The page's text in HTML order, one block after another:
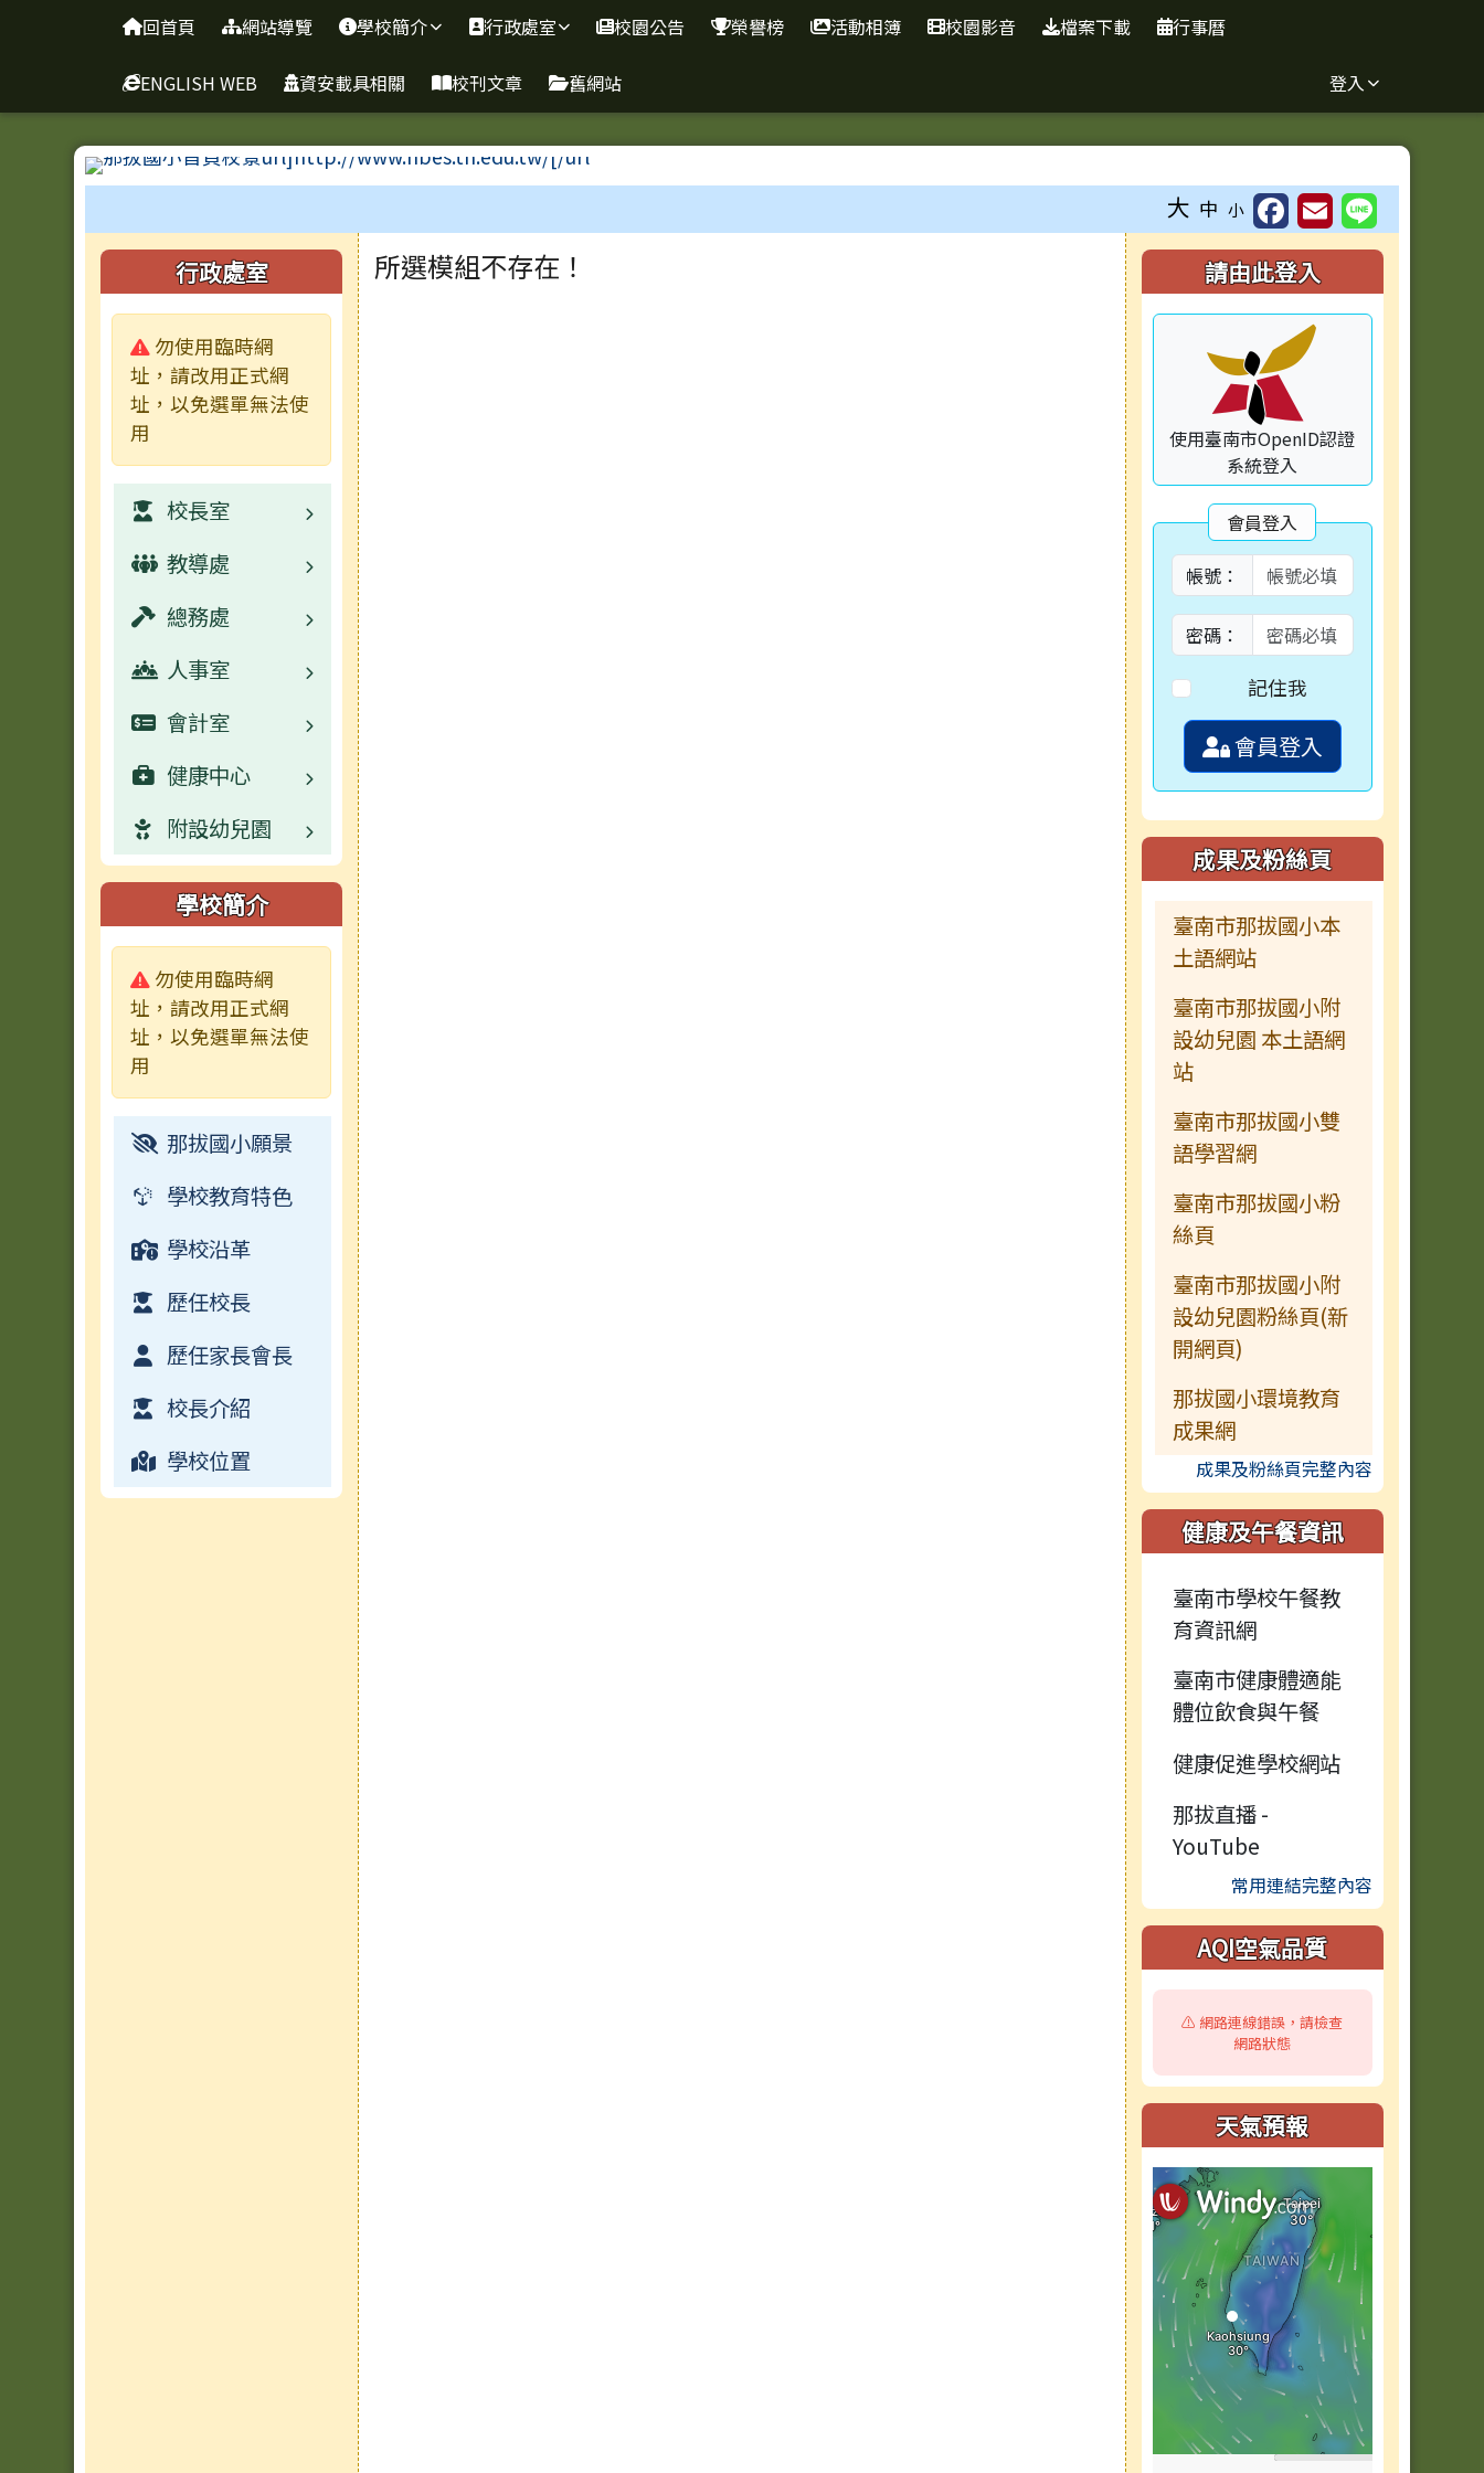
臺南市新化區那拔國民小學
回首頁 網站導覽 學校簡介 行政處室 校園公告 榮譽榜 活動相簿 校園影音 檔案下載 行事曆
ENGLISH WEB 資安載具相關 校刊文章 舊網站 登入
大 中 小
左邊區域內容
行政處室
警告:
勿使用臨時網
址，請改用正式網
址，以免選單無法使
用
校長室
業務職掌
校園公告
活動相簿
教導處
業務職掌
校園公告
學生事務宣導
活動相簿
榮譽榜
行事曆
檔案下載
成果及粉絲頁
電子書
總務處
業務職掌
校園公告
數位學習資源
活動相簿
榮譽榜
行事曆
校園影音
人事室
業務職掌
校園公告
常用連結
活動相簿
榮譽榜
行事曆
會計室
業務職掌
校園公告
常用連結
活動相簿
榮譽榜
行事曆
健康中心
業務職掌
校園公告
活動相簿
校園影音
常用連結
檔案下載
附設幼兒園
校園公告
業務職掌
活動相簿
榮譽榜
校園影音
常用連結
檔案下載
行事曆
學校簡介
警告:
勿使用臨時網
址，請改用正式網
址，以免選單無法使
用
那拔國小願景
學校教育特色
學校沿革
歷任校長
歷任家長會長
校長介紹
學校位置
主內容區域
所選模組不存在！ 右邊區域內容
請由此登入
使用臺南市OpenID認證
系統登入
會員登入
帳號：
密碼：
記住我
會員登入
成果及粉絲頁
臺南市那拔國小本
土語網站
臺南市那拔國小附
設幼兒園 本土語網
站
臺南市那拔國小雙
語學習網
臺南市那拔國小粉
絲頁
臺南市那拔國小附
設幼兒園粉絲頁(新
開網頁)
那拔國小環境教育
成果網
成果及粉絲頁完整內容
健康及午餐資訊
臺南市學校午餐教
育資訊網
臺南市健康體適能
體位飲食與午餐
健康促進學校網站
那拔直播 -
YouTube
常用連結完整內容
AQI空氣品質
⚠️ 網路連線錯誤，請檢查
網路狀態
天氣預報
頁尾區域